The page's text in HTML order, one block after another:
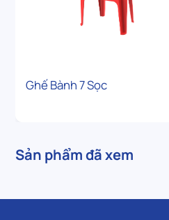
Ghế Bành 7 Sọc
Sản phẩm đã xem